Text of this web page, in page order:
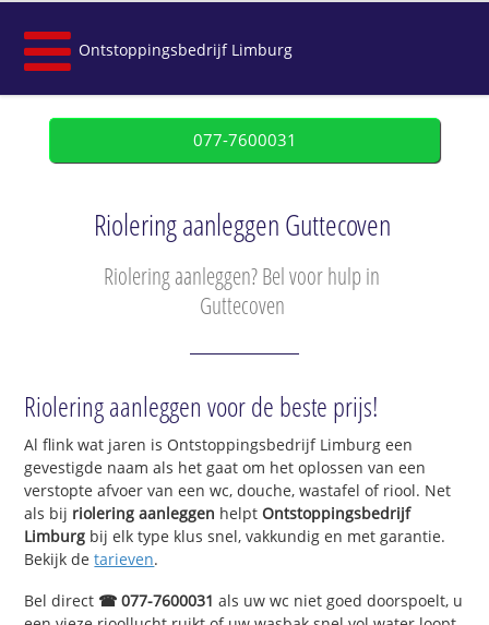
Ontstoppingsbedrijf Limburg
077-7600031
Riolering aanleggen Guttecoven
Riolering aanleggen? Bel voor hulp in
Guttecoven
Riolering aanleggen voor de beste prijs!
Al flink wat jaren is Ontstoppingsbedrijf Limburg een
gevestigde naam als het gaat om het oplossen van een
verstopte afvoer van een wc, douche, wastafel of riool. Net
als bij riolering aanleggen helptOntstoppingsbedrijf
Limburg bij elk type klus snel, vakkundig en met garantie.
Bekijk detarieven.
Bel direct ☎ 077-7600031 als uw wc niet goed doorspoelt, u